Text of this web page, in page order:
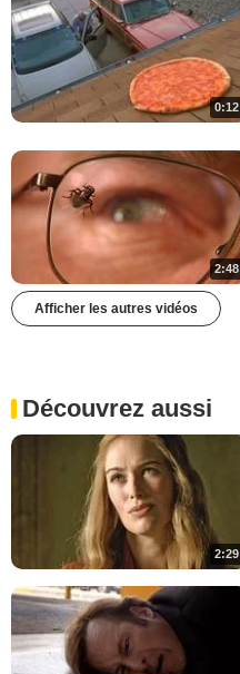
0:12
2:48
Afficher les autres vidéos
Découvrez aussi
2:29